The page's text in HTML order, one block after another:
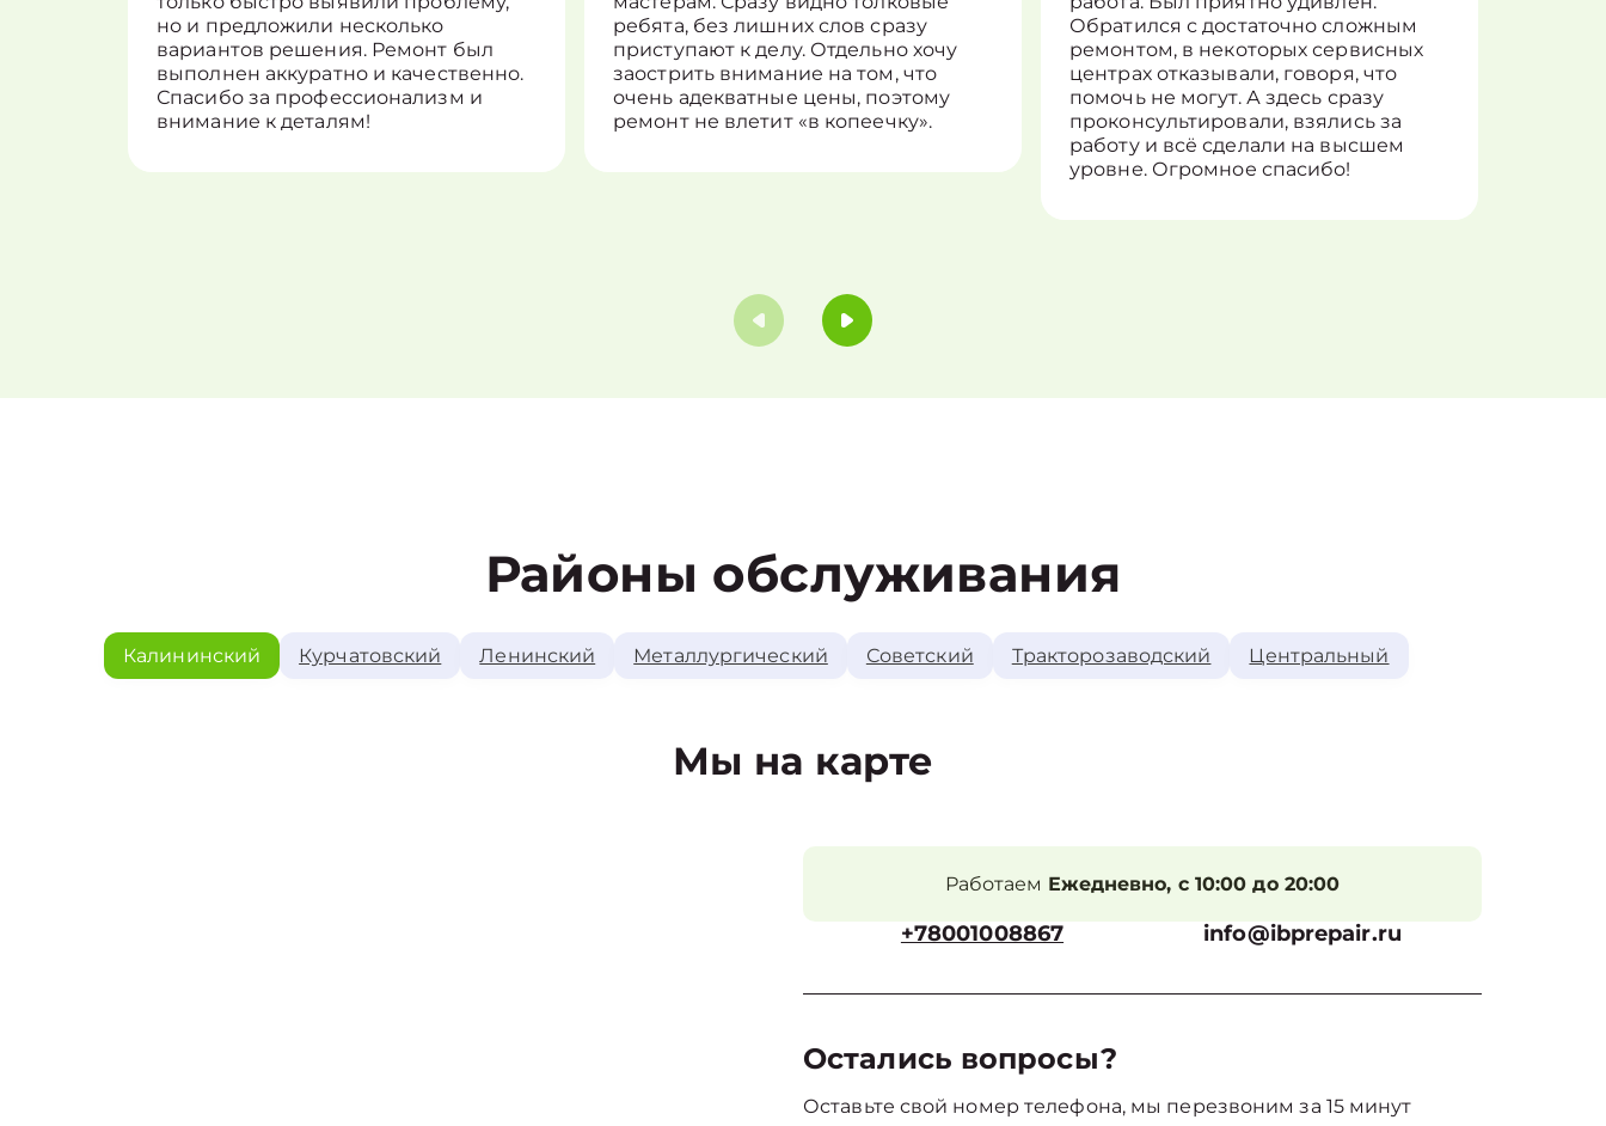
но и предложили несколько
вариантов решения. Ремонт был
выполнен аккуратно и качественно.
Спасибо за профессионализм и
внимание к деталям!
ребята, без лишних слов сразу
приступают к делу. Отдельно хочу
заострить внимание на том, что
очень адекватные цены, поэтому
ремонт не влетит «в копеечку».
Обратился с достаточно сложным
ремонтом, в некоторых сервисных
центрах отказывали, говоря, что
помочь не могут. А здесь сразу
проконсультировали, взялись за
работу и всё сделали на высшем
уровне. Огромное спасибо!
Районы обслуживания
Калининский Курчатовский Ленинский Металлургический Советский Тракторозаводский Центральный
Мы на карте
Работаем Ежедневно, с 10:00 до 20:00
+78001008867 info@ibprepair.ru
Остались вопросы?
Оставьте свой номер телефона, мы перезвоним за 15 минут